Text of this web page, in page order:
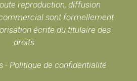
reproduction, diffusion
sont formellement
écrite du titulaire des
droits
- Politique de confidentialité